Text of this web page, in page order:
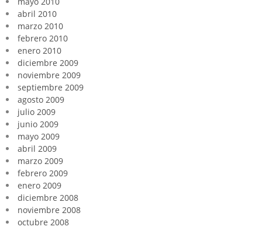
abril 2010
marzo 2010
febrero 2010
enero 2010
diciembre 2009
noviembre 2009
septiembre 2009
agosto 2009
julio 2009
junio 2009
mayo 2009
abril 2009
marzo 2009
febrero 2009
enero 2009
diciembre 2008
noviembre 2008
octubre 2008